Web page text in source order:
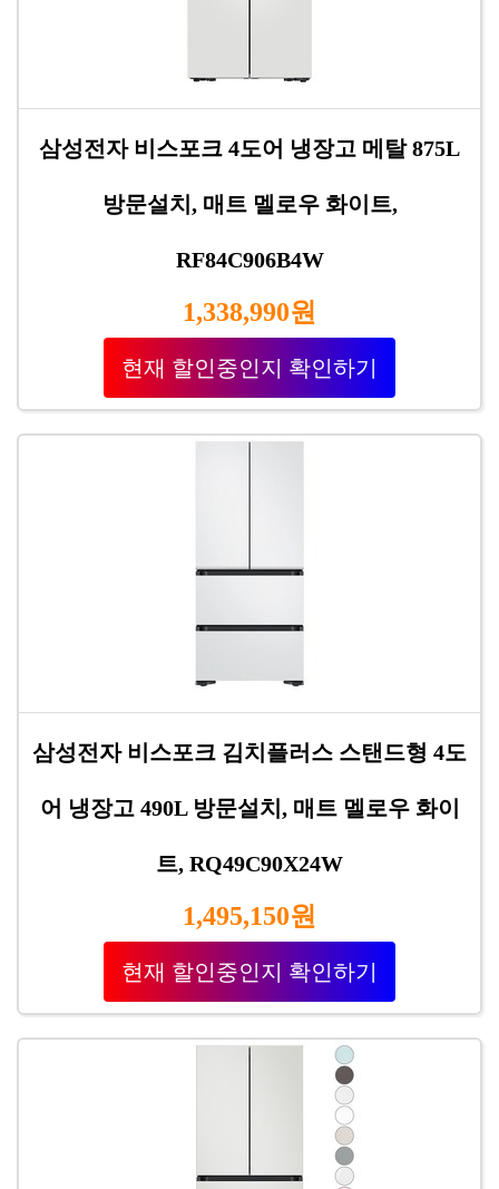
삼성전자 비스포크 4도어 냉장고 메탈 875L
방문설치, 매트 멜로우 화이트,
RF84C906B4W
1,338,990원
현재 할인중인지 확인하기
삼성전자 비스포크 김치플러스 스탠드형 4도
어 냉장고 490L 방문설치, 매트 멜로우 화이
트, RQ49C90X24W
1,495,150원
현재 할인중인지 확인하기